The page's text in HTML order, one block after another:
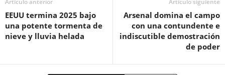
Artículo anterior
EEUU termina 2025 bajo
una potente tormenta de
nieve y lluvia helada
Artículo siguiente
Arsenal domina el campo
con una contundente e
indiscutible demostración
de poder